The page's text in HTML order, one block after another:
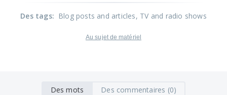
Des tags: Blog posts and articles, TV and radio shows
Au sujet de matériel
Des mots Des commentaires (0)